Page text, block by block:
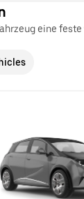
eine